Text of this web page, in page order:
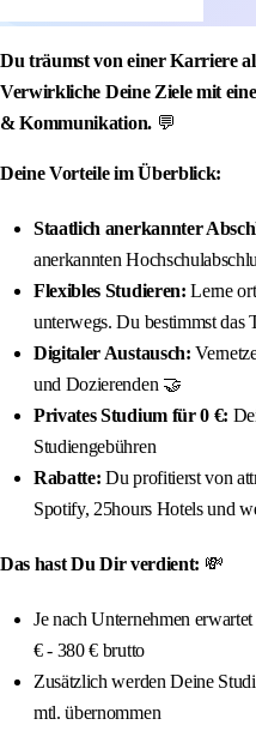
Du träumst von einer Karriere
Verwirkliche Deine Ziele mit
& Kommunikation. 💬
Deine Vorteile im Überblick:
Staatlich anerkannter
anerkannten
Flexibles Studieren: Lerne
unterwegs. Du bestimmst das
Digitaler Austausch:
und Dozierenden 🤝
Privates Studium für 0 €:
Studiengebühren
Rabatte: Du profitierst von
Spotify, 25hours Hotels und
Das hast Du Dir verdient: 💸
Je nach Unternehmen
€ - 380 € brutto
Zusätzlich werden Deine
mtl. übernommen